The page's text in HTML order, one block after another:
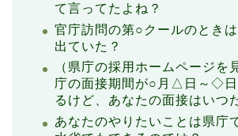
て言ってたよね？
官庁訪問の第○クールのとき
出ていた？
（県庁の採用ホームページを
庁の面接期間が○月△日～◇日
るけど、あなたの面接はいつ
あなたのやりたいことは県庁